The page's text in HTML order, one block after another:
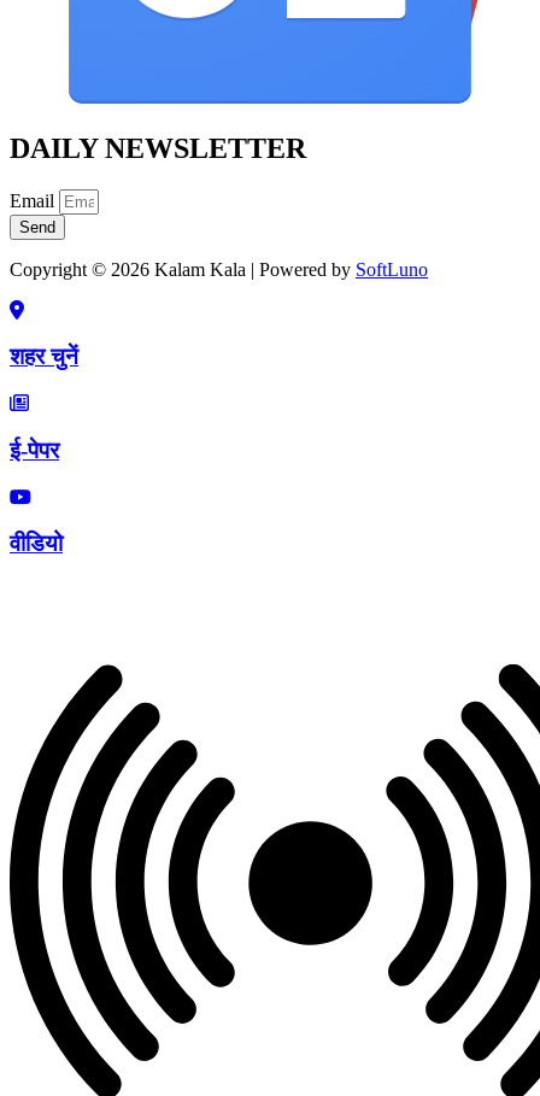
DAILY NEWSLETTER
Email
Send
Copyright © 2026 Kalam Kala | Powered by SoftLuno
शहर चुनें
ई-पेपर
वीडियो